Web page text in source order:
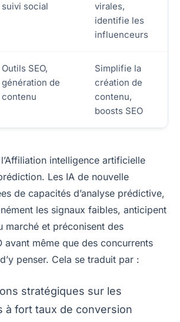
suivi social
virales,
identifie les
influenceurs
Outils SEO,
génération de
contenu
Simplifie la
création de
contenu,
boosts SEO
intelligence artificielle
Les IA de nouvelle
de capacités d’analyse prédictive,
les signaux faibles, anticipent
marché et préconisent des
avant même que des concurrents
penser. Cela se traduit par :
stratégiques sur les
à fort taux de conversion